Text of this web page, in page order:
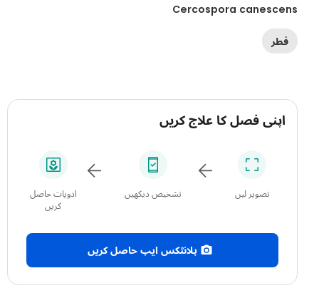
Cercospora
اپنی فصل کا علاج کریں
تصویر لیں تشخیص دیکھیں
ادویات حاصل
پلانٹکس ایپ حاصل کریں